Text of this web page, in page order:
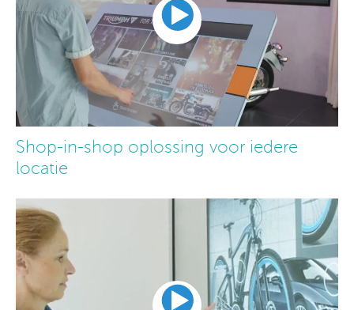
Shop-in-shop oplossing voor iedere
locatie